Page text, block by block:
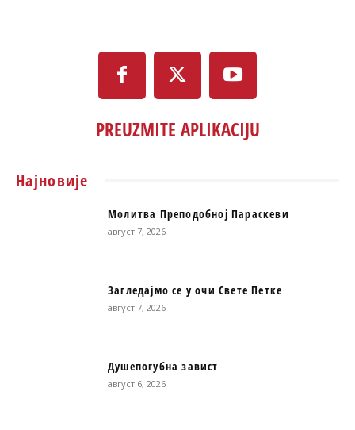
PREUZMITE APLIKACIJU
Најновије
Молитва Преподобној Параскеви
август 7, 2026
Загледајмо се у очи Свете Петке
август 7, 2026
Душепогубна завист
август 6, 2026